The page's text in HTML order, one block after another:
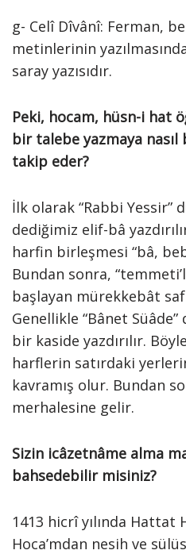
g- Celî Dîvânî: Ferman,
metinlerinin
saray yazısıdır.
Peki, hocam, hüsn-i hat
bir talebe yazmaya
takip eder?
İlk olarak “Rabbi
dediğimiz elif-bâ
harfin birleşmesi “bâ,
Bundan sonra,
başlayan mürekkebât
Genellikle “Bânet
bir kaside yazdırılır.
harflerin satırdaki
kavramış olur. Bundan
merhalesine gelir.
Sizin icâzetnâme alma
bahsedebilir misiniz?
1413 hicrî yılında Hattat
Hoca’mdan nesih ve